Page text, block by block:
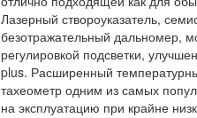
Лазерный створоуказатель,
безотражательный дальномер,
регулировкой подсветки,
plus. Расширенный
тахеометр одним из самых
на эксплуатацию при крайне